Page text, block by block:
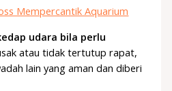
Mempercantik Aquarium
udara bila perlu
atau tidak tertutup rapat,
lain yang aman dan diberi